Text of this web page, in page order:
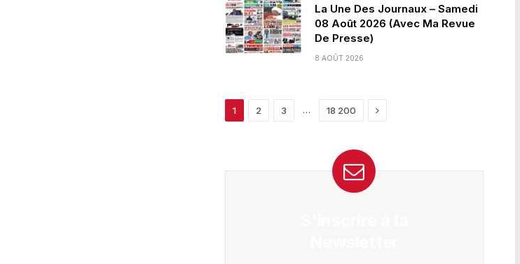
La Une Des Journaux – Samedi
08 Août 2026 (Avec Ma Revue
De Presse)
8 AOÛT 2026
1 2 3 … 18 200 Next